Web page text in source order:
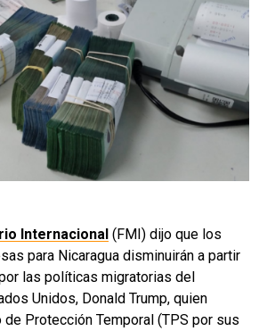
Internacional (FMI) dijo que los
para Nicaragua disminuirán a partir
las políticas migratorias del
Unidos, Donald Trump, quien
Protección Temporal (TPS por sus